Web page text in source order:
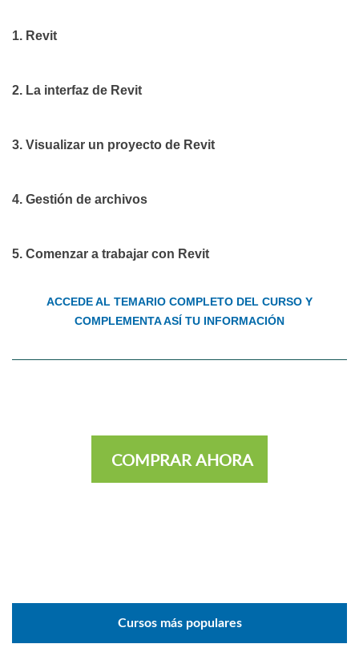
1. Revit
2. La interfaz de Revit
3. Visualizar un proyecto de Revit
4. Gestión de archivos
5. Comenzar a trabajar con Revit
ACCEDE AL TEMARIO COMPLETO DEL CURSO Y
COMPLEMENTA ASÍ TU INFORMACIÓN
COMPRAR AHORA
Cursos más populares